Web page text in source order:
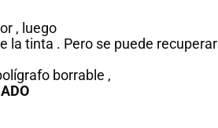
, luego
la tinta . Pero se puede recuperar
borrable ,